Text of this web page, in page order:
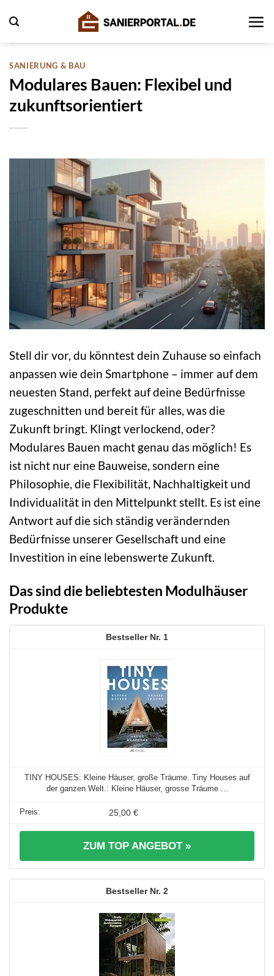
Inhalt
springen
SANIERUNG & BAU
Modulares Bauen: Flexibel und
zukunftsorientiert
Stell dir vor, du könntest dein Zuhause so einfach
anpassen wie dein Smartphone – immer auf dem
neuesten Stand, perfekt auf deine Bedürfnisse
zugeschnitten und bereit für alles, was die
Zukunft bringt. Klingt verlockend, oder?
Modulares Bauen macht genau das möglich! Es
ist nicht nur eine Bauweise, sondern eine
Philosophie, die Flexibilität, Nachhaltigkeit und
Individualität in den Mittelpunkt stellt. Es ist eine
Antwort auf die sich ständig verändernden
Bedürfnisse unserer Gesellschaft und eine
Investition in eine lebenswerte Zukunft.
Das sind die beliebtesten Modulhäuser
Produkte
1
TINY HOUSES: Kleine Häuser, große Träume. Tiny Houses auf
der ganzen Welt.: Kleine Häuser, grosse Träume ...
25,00 €
ZUM TOP ANGEBOT »
2